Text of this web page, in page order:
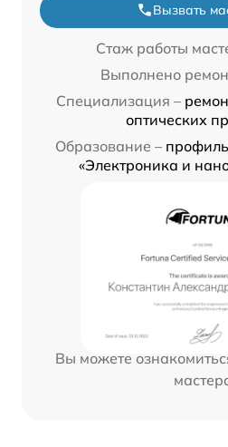
Вызвать
Стаж работы
Выполнено
Специализация –
оптических
Образование –
«Электроника и
Вы можете